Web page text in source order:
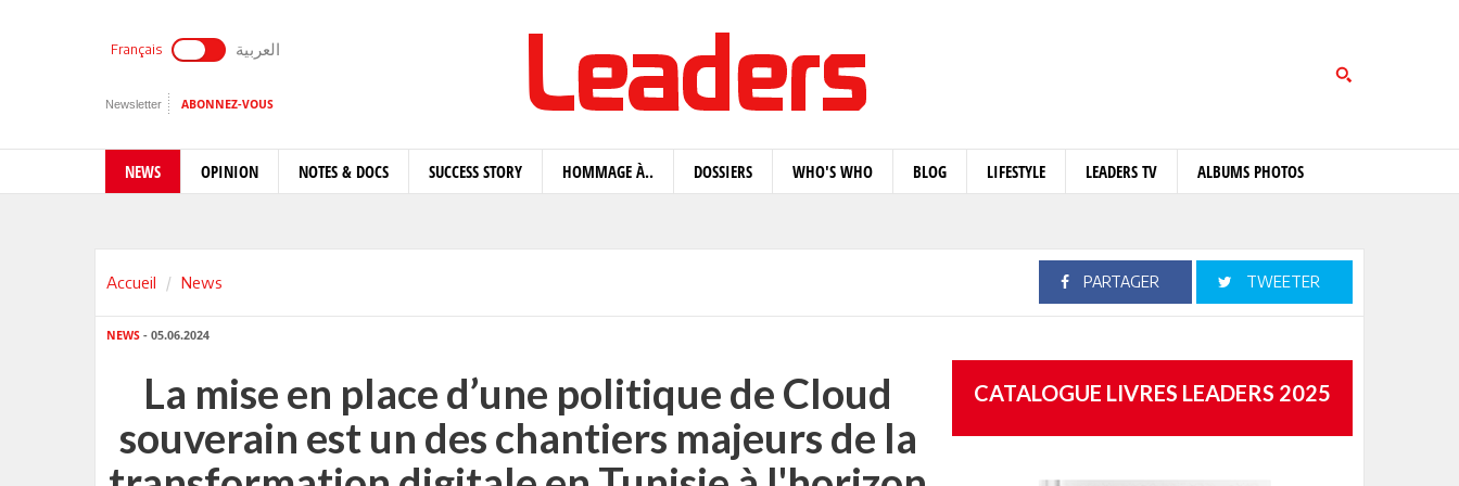
Français العربية
Newsletter ABONNEZ-VOUS
NEWS OPINION NOTES & DOCS SUCCESS STORY HOMMAGE À.. DOSSIERS WHO'S WHO BLOG LIFESTYLE LEADERS TV ALBUMS PHOTOS
Accueil News PARTAGER TWEETER
NEWS - 05.06.2024
La mise en place d’une politique de Cloud
souverain est un des chantiers majeurs de la
CATALOGUE LIVRES LEADERS 2025